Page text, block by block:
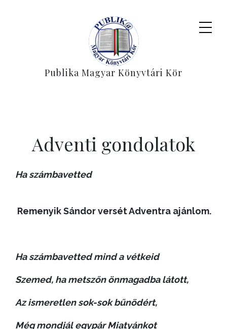
Publika Magyar Könyvtári Kör
Adventi gondolatok
Ha számbavetted
Remenyik Sándor versét Adventra ajánlom.
Ha számbavetted mind a vétkeid
Szemed, ha metszőn önmagadba látott,
Az ismeretlen sok-sok bűnödért,
Még mondjál egypár Miatyánkot